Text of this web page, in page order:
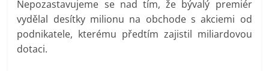
Nepozastavujeme se nad tím, že bývalý premiér
vydělal desítky milionu na obchode s akciemi od
podnikatele, kterému předtím zajistil miliardovou
dotaci.